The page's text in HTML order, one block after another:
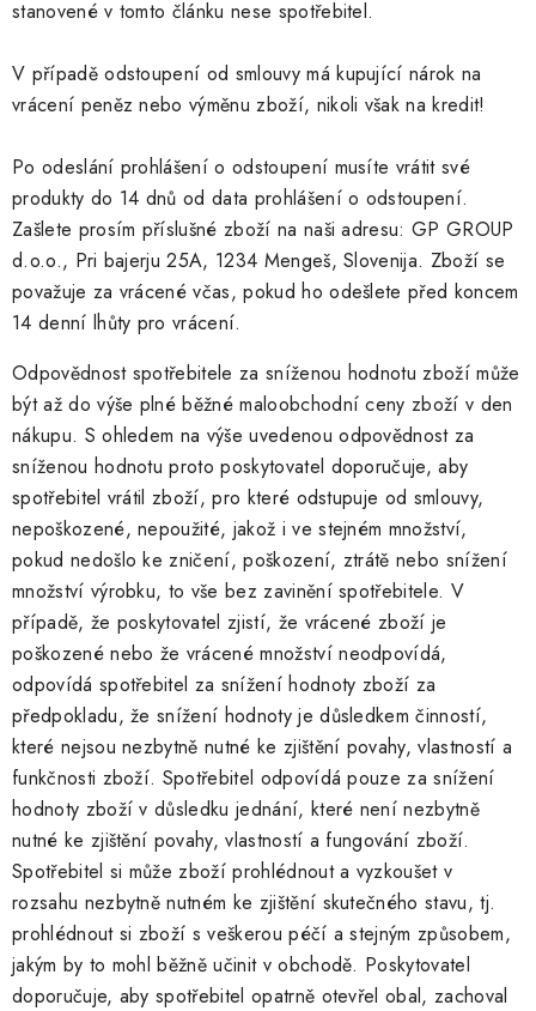
stanovené v tomto článku nese spotřebitel.
V případě odstoupení od smlouvy má kupující nárok na
vrácení peněz nebo výměnu zboží, nikoli však na kredit!
Po odeslání prohlášení o odstoupení musíte vrátit své
produkty do 14 dnů od data prohlášení o odstoupení.
Zašlete prosím příslušné zboží na naši adresu: GP GROUP
d.o.o., Pri bajerju 25A, 1234 Mengeš, Slovenija. Zboží se
považuje za vrácené včas, pokud ho odešlete před koncem
14 denní lhůty pro vrácení.
Odpovědnost spotřebitele za sníženou hodnotu zboží může
být až do výše plné běžné maloobchodní ceny zboží v den
nákupu. S ohledem na výše uvedenou odpovědnost za
sníženou hodnotu proto poskytovatel doporučuje, aby
spotřebitel vrátil zboží, pro které odstupuje od smlouvy,
nepoškozené, nepoužité, jakož i ve stejném množství,
pokud nedošlo ke zničení, poškození, ztrátě nebo snížení
množství výrobku, to vše bez zavinění spotřebitele. V
případě, že poskytovatel zjistí, že vrácené zboží je
poškozené nebo že vrácené množství neodpovídá,
odpovídá spotřebitel za snížení hodnoty zboží za
předpokladu, že snížení hodnoty je důsledkem činností,
které nejsou nezbytně nutné ke zjištění povahy, vlastností a
funkčnosti zboží. Spotřebitel odpovídá pouze za snížení
hodnoty zboží v důsledku jednání, které není nezbytně
nutné ke zjištění povahy, vlastností a fungování zboží.
Spotřebitel si může zboží prohlédnout a vyzkoušet v
rozsahu nezbytně nutném ke zjištění skutečného stavu, tj.
prohlédnout si zboží s veškerou péčí a stejným způsobem,
jakým by to mohl běžně učinit v obchodě. Poskytovatel
doporučuje, aby spotřebitel opatrně otevřel obal, zachoval